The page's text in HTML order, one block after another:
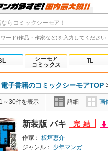
らコミックシーモア！
シーモア
コミックス
TL
子書籍のコミックシーモアTOP
～30件を表示 詳細 画
新装版 バキ
作家： 板垣恵介
ジャンル：
少年マンガ